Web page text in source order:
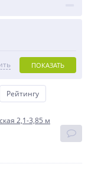
ПОКАЗАТЬ
Рейтингу
2,1-3,85 м